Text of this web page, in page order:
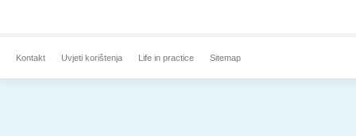
Kontakt Uvjeti korištenja Life in practice Sitemap